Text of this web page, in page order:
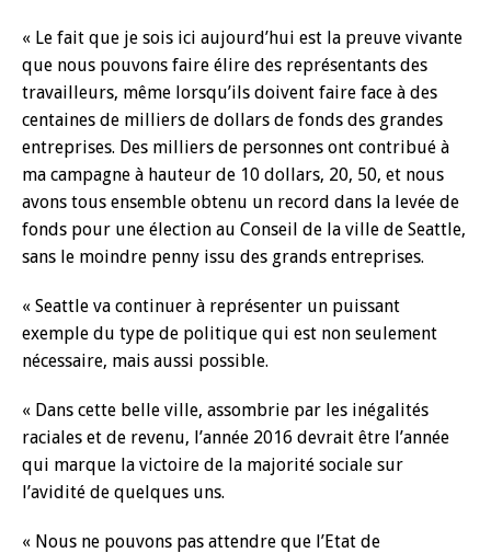
« Le fait que je sois ici aujourd’hui est la preuve vivante
que nous pouvons faire élire des représentants des
travailleurs, même lorsqu’ils doivent faire face à des
centaines de milliers de dollars de fonds des grandes
entreprises. Des milliers de personnes ont contribué à
ma campagne à hauteur de 10 dollars, 20, 50, et nous
avons tous ensemble obtenu un record dans la levée de
fonds pour une élection au Conseil de la ville de Seattle,
sans le moindre penny issu des grands entreprises.
« Seattle va continuer à représenter un puissant
exemple du type de politique qui est non seulement
nécessaire, mais aussi possible.
« Dans cette belle ville, assombrie par les inégalités
raciales et de revenu, l’année 2016 devrait être l’année
qui marque la victoire de la majorité sociale sur
l’avidité de quelques uns.
« Nous ne pouvons pas attendre que l’Etat de